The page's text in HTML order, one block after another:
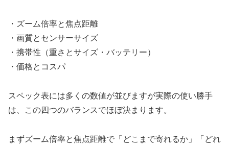
・ズーム倍率と焦点距離
・画質とセンサーサイズ
・携帯性（重さとサイズ・バッテリー）
・価格とコスパ
スペック表には多くの数値が並びますが実際の使い勝手
は、この四つのバランスでほぼ決まります。
まずズーム倍率と焦点距離で「どこまで寄れるか」「どれ